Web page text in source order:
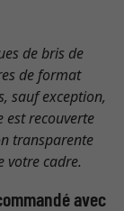
de bris de
de format
sauf exception,
est recouverte
transparente
votre cadre.
avec